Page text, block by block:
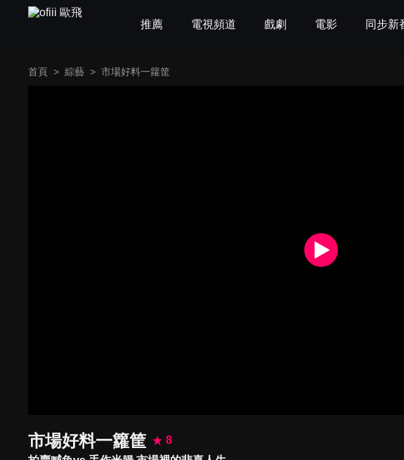
推薦 電視頻道 戲劇 電影 同步新
首頁 > 綜藝 > 市場好料一籮筐
市場好料一籮筐
8